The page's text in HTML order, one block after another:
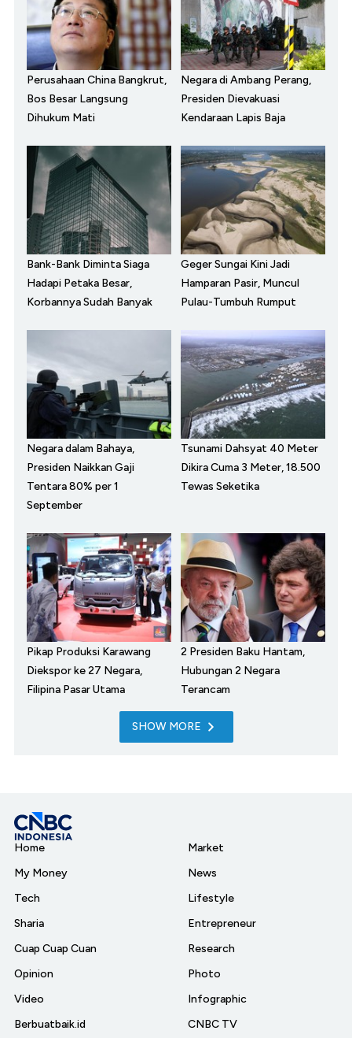
Perusahaan China Bangkrut,
Bos Besar Langsung
Dihukum Mati
Negara di Ambang Perang,
Presiden Dievakuasi
Kendaraan Lapis Baja
Bank-Bank Diminta Siaga
Hadapi Petaka Besar,
Korbannya Sudah Banyak
Geger Sungai Kini Jadi
Hamparan Pasir, Muncul
Pulau-Tumbuh Rumput
Negara dalam Bahaya,
Presiden Naikkan Gaji
Tentara 80% per 1
September
Tsunami Dahsyat 40 Meter
Dikira Cuma 3 Meter, 18.500
Tewas Seketika
Pikap Produksi Karawang
Diekspor ke 27 Negara,
Filipina Pasar Utama
2 Presiden Baku Hantam,
Hubungan 2 Negara
Terancam
SHOW MORE
Home
My Money
Tech
Sharia
Cuap Cuap Cuan
Opinion
Video
Berbuatbaik.id
Market
News
Lifestyle
Entrepreneur
Research
Photo
Infographic
CNBC TV